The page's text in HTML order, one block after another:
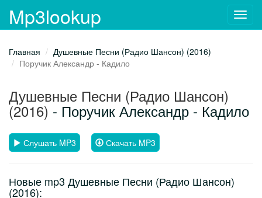
Mp3lookup
Главная
Душевные Песни (Радио Шансон) (2016)
Поручик Александр - Кадило
Душевные Песни (Радио Шансон)
(2016) - Поручик Александр - Кадило
Слушать MP3 Скачать MP3
Новые mp3 Душевные Песни (Радио Шансон)
(2016):